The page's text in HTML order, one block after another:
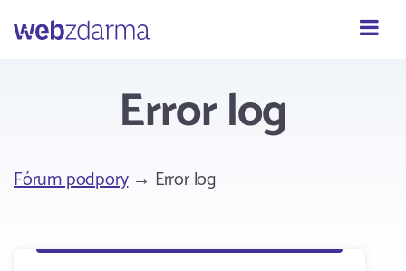
Webzdarma
Error log
Fórum podpory→ Error log